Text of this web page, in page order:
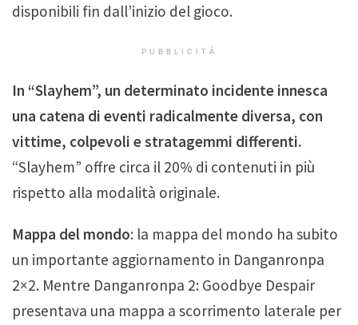
disponibili fin dall’inizio del gioco.
PUBBLICITÀ
In “Slayhem”, un determinato incidente innesca
una catena di eventi radicalmente diversa, con
vittime, colpevoli e stratagemmi differenti.
“Slayhem” offre circa il 20% di contenuti in più
rispetto alla modalità originale.
Mappa del mondo: la mappa del mondo ha subito
un importante aggiornamento in Danganronpa
2×2. Mentre Danganronpa 2: Goodbye Despair
presentava una mappa a scorrimento laterale per